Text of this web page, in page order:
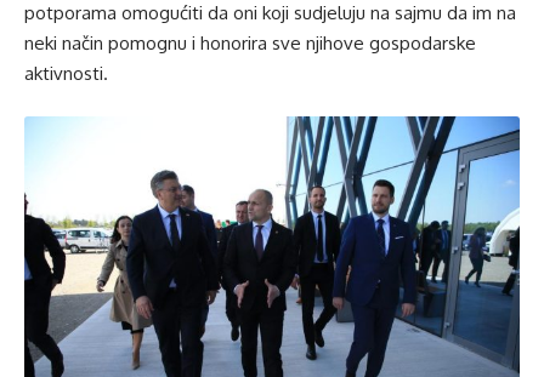
potporama omogućiti da oni koji sudjeluju na sajmu da im na
neki način pomognu i honorira sve njihove gospodarske
aktivnosti.